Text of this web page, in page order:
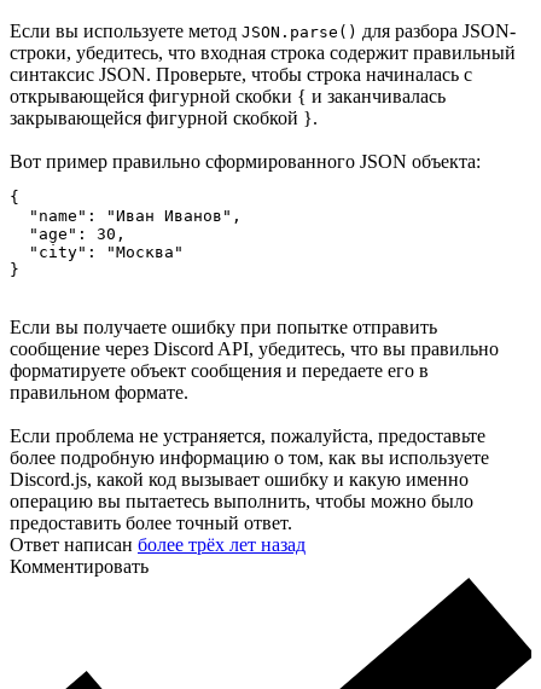
Если вы используете метод JSON.parse() для разбора JSON-
строки, убедитесь, что входная строка содержит правильный
синтаксис JSON. Проверьте, чтобы строка начиналась с
открывающейся фигурной скобки { и заканчивалась
закрывающейся фигурной скобкой }.
Вот пример правильно сформированного JSON объекта:
{
  "name": "Иван Иванов",
  "age": 30,
  "city": "Москва"
}
Если вы получаете ошибку при попытке отправить
сообщение через Discord API, убедитесь, что вы правильно
форматируете объект сообщения и передаете его в
правильном формате.
Если проблема не устраняется, пожалуйста, предоставьте
более подробную информацию о том, как вы используете
Discord.js, какой код вызывает ошибку и какую именно
операцию вы пытаетесь выполнить, чтобы можно было
предоставить более точный ответ.
Ответ написан более трёх лет назад
Комментировать